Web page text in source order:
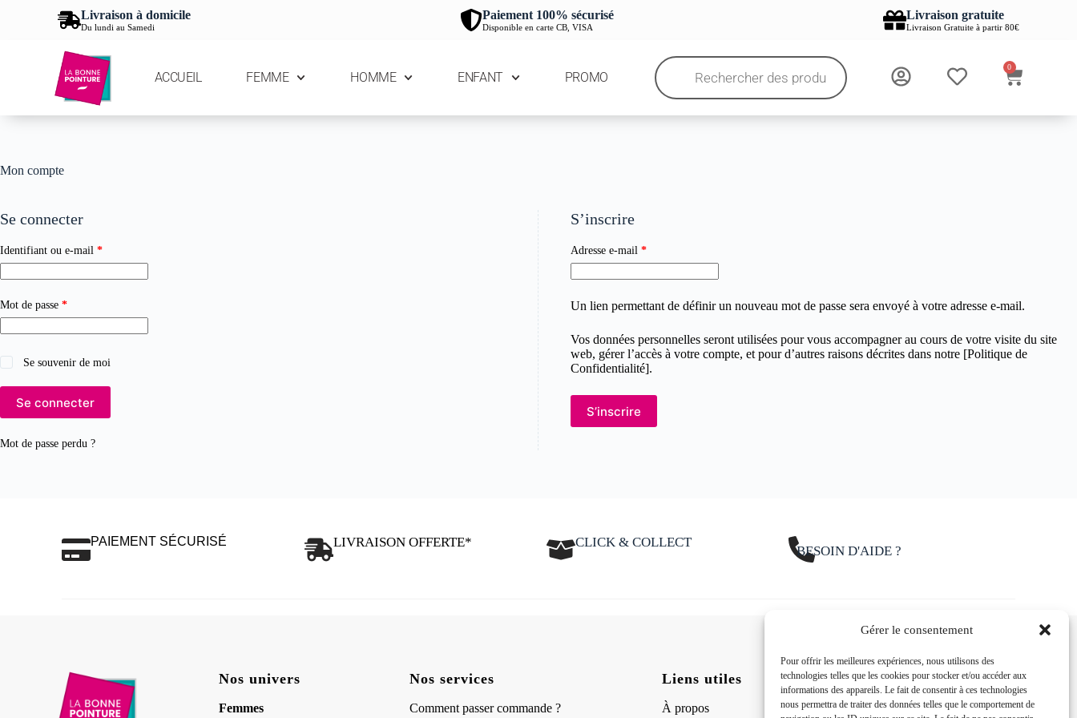
Gérer le consentement
Pour offrir les meilleures expériences, nous utilisons des
technologies telles que les cookies pour stocker et/ou accéder aux
informations des appareils. Le fait de consentir à ces technologies
nous permettra de traiter des données telles que le comportement de
Livraison à domicile
Du lundi au Samedi
Paiement 100% sécurisé
Disponible en carte CB, VISA
Livraison gratuite
Livraison Gratuite à partir 80€
ACCUEIL FEMME HOMME ENFANT PROMO
0
Mon compte
Se connecter
Identifiant ou e-mail *
Mot de passe *
Se souvenir de moi
Se connecter
Mot de passe perdu ?
S’inscrire
Adresse e-mail *
Un lien permettant de définir un nouveau mot de passe sera envoyé à votre adresse e-mail.
Vos données personnelles seront utilisées pour vous accompagner au cours de votre visite du site
web, gérer l’accès à votre compte, et pour d’autres raisons décrites dans notre [Politique de
Confidentialité].
S’inscrire
PAIEMENT SÉCURISÉ LIVRAISON OFFERTE* CLICK & COLLECT
BESOIN D'AIDE ?
Nos univers
Femmes
Nos services
Comment passer commande ?
Liens utiles
À propos
Suivez-nous sur nos
réseaux sociaux 24h/24